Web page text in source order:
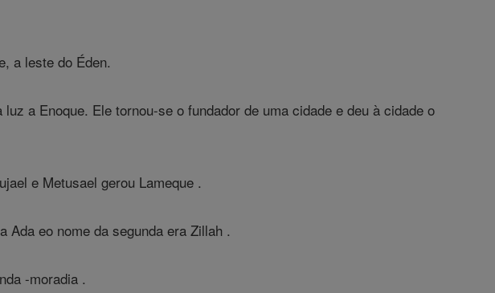
a leste do Éden.
a Enoque. Ele tornou-se o fundador de uma cidade e deu à cidade o
e Metusael gerou Lameque .
Ada eo nome da segunda era Zillah .
-moradia .